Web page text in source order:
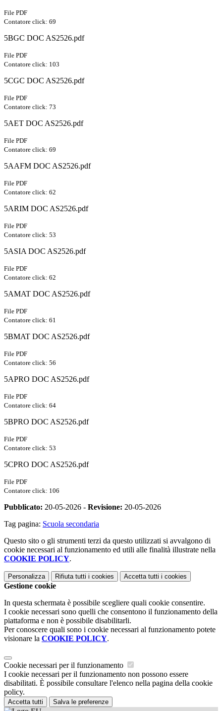
File PDF
Contatore click: 69
5BGC DOC AS2526.pdf
File PDF
Contatore click: 103
5CGC DOC AS2526.pdf
File PDF
Contatore click: 73
5AET DOC AS2526.pdf
File PDF
Contatore click: 69
5AAFM DOC AS2526.pdf
File PDF
Contatore click: 62
5ARIM DOC AS2526.pdf
File PDF
Contatore click: 53
5ASIA DOC AS2526.pdf
File PDF
Contatore click: 62
5AMAT DOC AS2526.pdf
File PDF
Contatore click: 61
5BMAT DOC AS2526.pdf
File PDF
Contatore click: 56
5APRO DOC AS2526.pdf
File PDF
Contatore click: 64
5BPRO DOC AS2526.pdf
File PDF
Contatore click: 53
5CPRO DOC AS2526.pdf
File PDF
Contatore click: 106
Pubblicato: 20-05-2026 - Revisione: 20-05-2026
Tag pagina: Scuola secondaria
Questo sito o gli strumenti terzi da questo utilizzati si avvalgono di
cookie necessari al funzionamento ed utili alle finalità illustrate nella
COOKIE POLICY.
Personalizza Rifiuta tutti i cookies Accetta tutti i cookies
Gestione cookie
In questa schermata è possibile scegliere quali cookie consentire.
I cookie necessari sono quelli che consentono il funzionamento della
piattaforma e non è possibile disabilitarli.
Per conoscere quali sono i cookie necessari al funzionamento potete
visionare la COOKIE POLICY.
Cookie necessari per il funzionamento
I cookie necessari per il funzionamento non possono essere
disabilitati. È possibile consultare l'elenco nella pagina della cookie
policy.
Accetta tutti Salva le preferenze